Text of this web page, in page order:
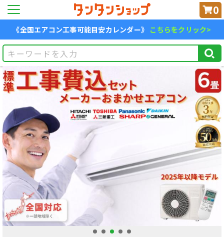
0
《全国エアコン工事可能目安カレンダー》 こちらをクリック>
1 2 3 4 5